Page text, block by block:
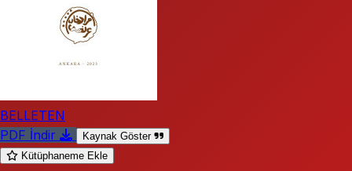
BELLETEN
PDF İndir
Kaynak Göster
Kütüphaneme Ekle